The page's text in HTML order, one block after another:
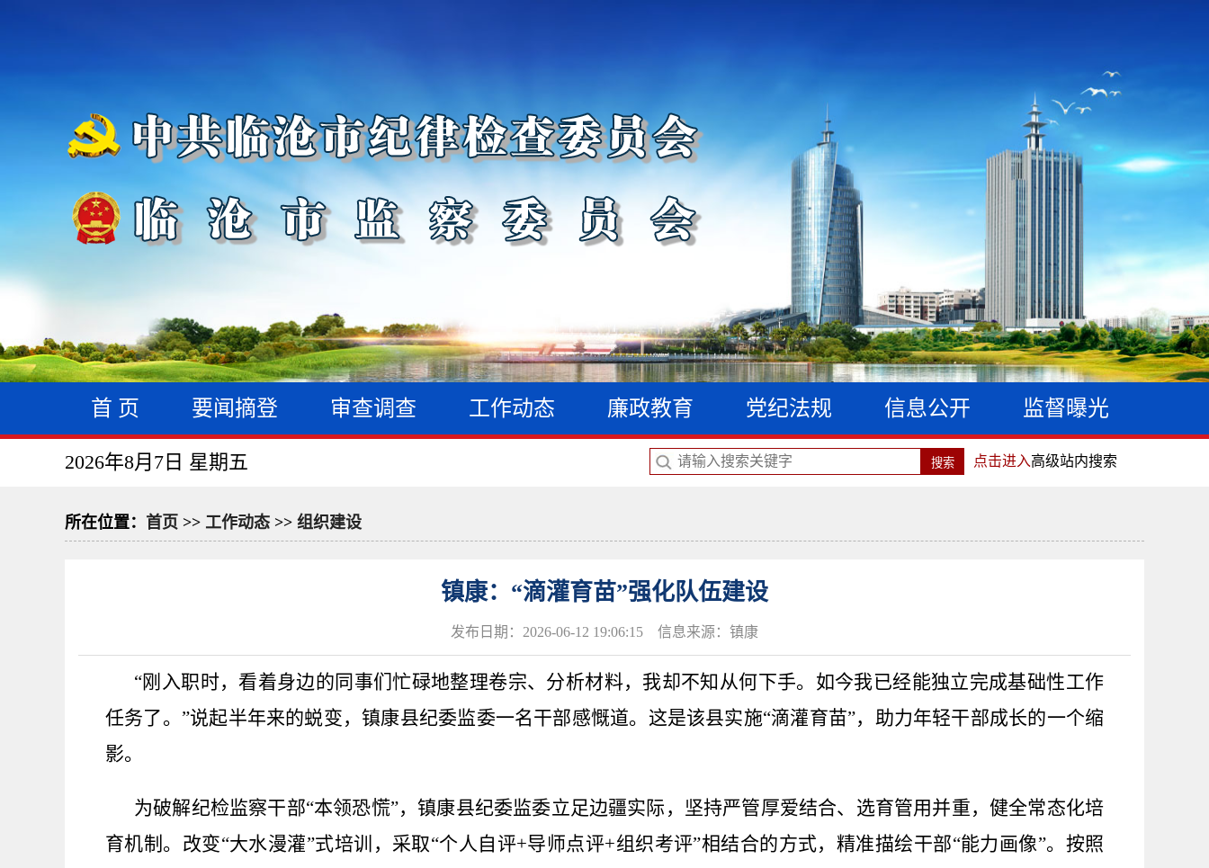
首 页 要闻摘登 审查调查 工作动态 廉政教育 党纪法规 信息公开 监督曝光
2026年8月7日 星期五 点击进入高级站内搜索
所在位置： 首页 >> 工作动态 >> 组织建设
镇康：“滴灌育苗”强化队伍建设
发布日期：2026-06-12 19:06:15 信息来源：镇康
“刚入职时，看着身边的同事们忙碌地整理卷宗、分析材料，我却不知从何下手。如今我已经能独立完成基础性工作
任务了。”说起半年来的蜕变，镇康县纪委监委一名干部感慨道。这是该县实施“滴灌育苗”，助力年轻干部成长的一个缩
影。
为破解纪检监察干部“本领恐慌”，镇康县纪委监委立足边疆实际，坚持严管厚爱结合、选育管用并重，健全常态化培
育机制。改变“大水漫灌”式培训，采取“个人自评+导师点评+组织考评”相结合的方式，精准描绘干部“能力画像”。按照